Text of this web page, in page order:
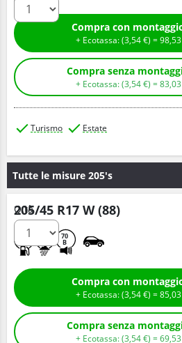
+ Ecotassa: (3,54€ ) =98,53
+ Ecotassa: (3,54€ ) =83,03
Turismo Estate
Tutte le misure 205's
205/45 R17 W (88)
70
B
Q.tà
+ Ecotassa: (3,54€ ) =85,03
+ Ecotassa: (3,54€ ) =69,53